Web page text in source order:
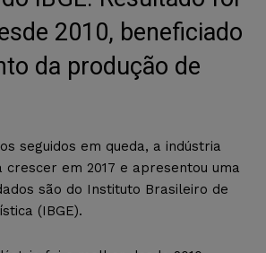
2010, beneficiado
da produção de
seguidos em queda, a indústria
em 2017 e apresentou uma
são do Instituto Brasileiro de
(IBGE).